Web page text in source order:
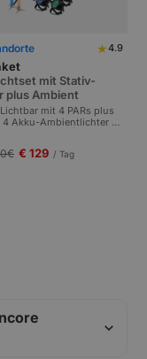
★4.9
mit Stativ-
plus Ambient
mit 4 PARs plus
Akku-Ambientlichter ✓
€ € 129 / Tag